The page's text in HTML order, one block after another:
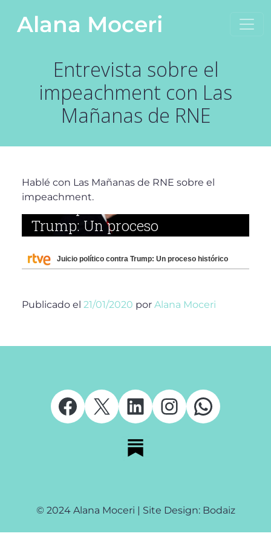
Navegación principal
Alana Moceri
Entrevista sobre el
impeachment con Las
Mañanas de RNE
Hablé con Las Mañanas de RNE sobre el
impeachment.
Juicio político contra Trump: Un proceso histórico
Publicado el 21/01/2020 por Alana Moceri
Facebook
X LinkedIn
Instagram
© 2024 Alana Moceri | Site Design: Bodaiz